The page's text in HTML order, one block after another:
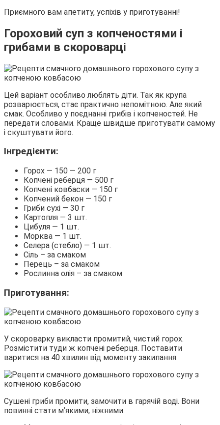
Приємного вам апетиту, успіхів у приготуванні!
Гороховий суп з копченостями і
грибами в скороварці
Цей варіант особливо люблять діти. Так як крупа
розварюється, стає практично непомітною. Але який
смак. Особливо у поєднанні грибів і копченостей. Не
передати словами. Краще швидше приготувати самому
і скуштувати його.
Інгредієнти:
Горох — 150 — 200 г
Копчені реберця — 500 г
Копчені ковбаски — 150 г
Копчений бекон — 150 г
Гриби сухі — 30 г
Картопля — 3 шт.
Цибуля — 1 шт.
Морква — 1 шт.
Селера (стебло) — 1 шт.
Сіль – за смаком
Перець – за смаком
Рослинна олія – за смаком
Приготування:
У скороварку викласти промитий, чистий горох.
Розмістити туди ж копчені реберця. Поставити
варитися на 40 хвилин від моменту закипання
Сушені гриби промити, замочити в гарячій воді. Вони
повинні стати м’якими, ніжними.